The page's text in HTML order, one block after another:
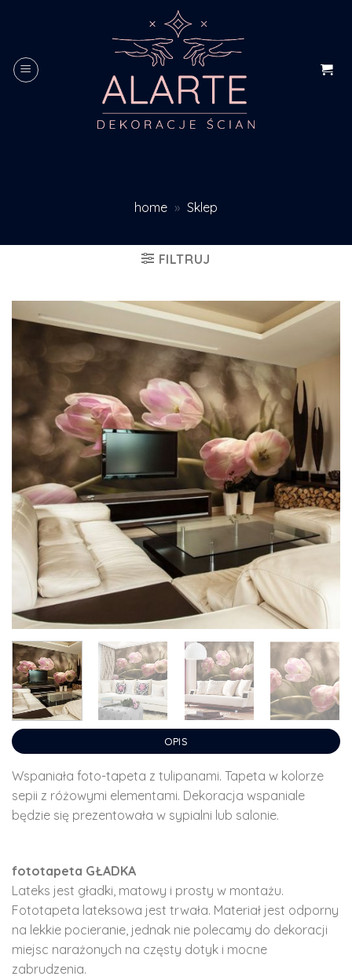
home » Sklep
FILTRUJ
OPIS
Wspaniała foto-tapeta z tulipanami. Tapeta w kolorze
sepii z różowymi elementami. Dekoracja wspaniale
będzie się prezentowała w sypialni lub salonie.
fototapeta GŁADKA
Lateks jest gładki, matowy i prosty w montażu.
Fototapeta lateksowa jest trwała. Materiał jest odporny
na lekkie pocieranie, jednak nie polecamy do dekoracji
miejsc narażonych na częsty dotyk i mocne
zabrudzenia.